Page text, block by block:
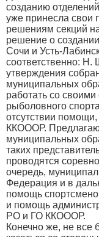
созданию
уже принесла свои
решениям секций
решение о
Сочи и Усть-
соответственно:
утверждения
муниципальных
работать со своими
рыболовного
отсутствии
ККОООР.
муниципальных
таких
проводятся
очередь,
Федерация и в
помощь
и помощь
РО и ГО ККОООР.
Конечно же, не все